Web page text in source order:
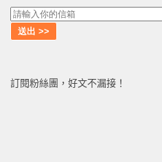
訂閱粉絲團，好文不漏接！